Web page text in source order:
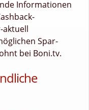
Informationen
aktuell
Spar-
bei Boni.tv.